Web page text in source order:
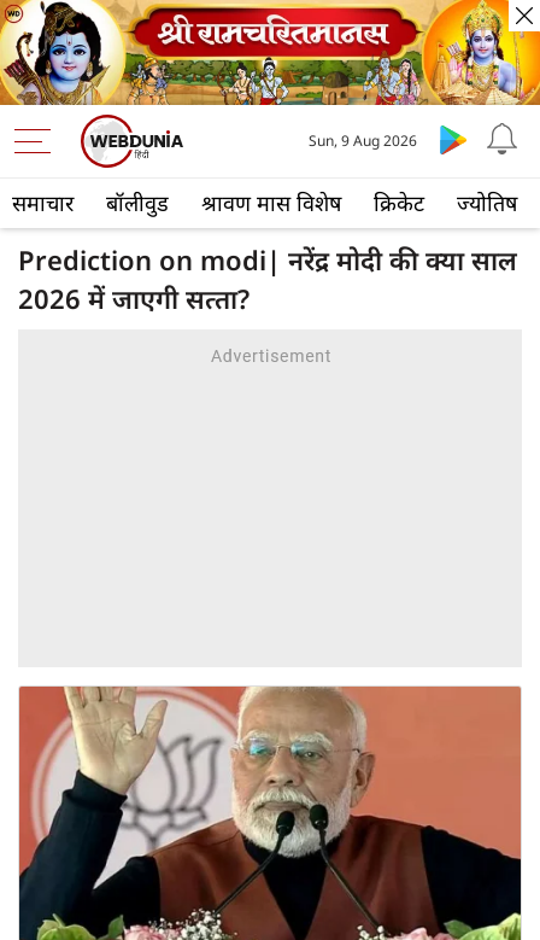
समाचार बॉलीवुड श्रावण मास विशेष क्रिकेट ज्योतिष
Sun, 9 Aug 2026
Prediction on modi| नरेंद्र मोदी की क्‍या साल
2026 में जाएगी सत्‍ता?